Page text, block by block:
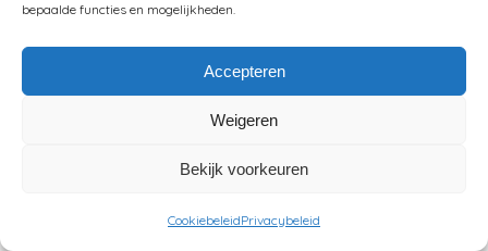
bepaalde functies en mogelijkheden.
Accepteren
Weigeren
Bekijk voorkeuren
CookiebeleidPrivacybeleid
OVER VENTILEREN